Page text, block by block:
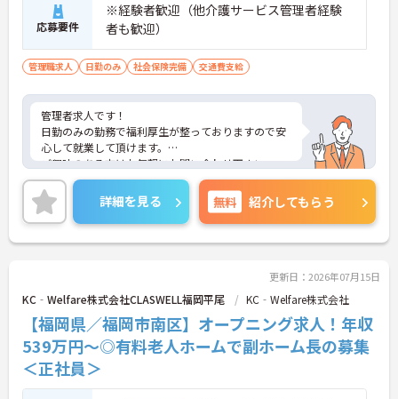
応募要件
※経験者歓迎（他介護サービス管理者経験
者も歓迎）
管理職求人 日勤のみ 社会保険完備 交通費支給
管理者求人です！
日勤のみの勤務で福利厚生が整っておりますので安
心して就業して頂けます。
ご興味のある方はお気軽にお問い合わせ下さい。
詳細を見る 無料 紹介してもらう
更新日：2026年07月15日
KC‐Welfare株式会社CLASWELL福岡平尾 KC‐Welfare株式会社
【福岡県／福岡市南区】オープニング求人！年収
539万円～◎有料老人ホームで副ホーム長の募集
＜正社員＞